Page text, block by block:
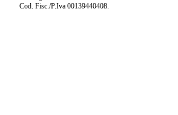
Cod. Fisc./P.Iva 00139440408.